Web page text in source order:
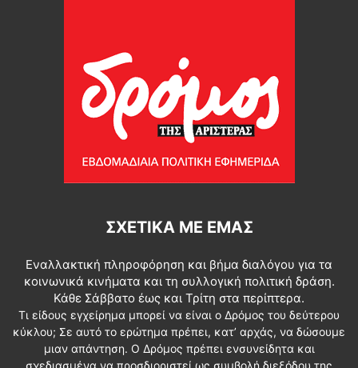
ΣΧΕΤΙΚΆ ΜΕ ΕΜΆΣ
Εναλλακτική πληροφόρηση και βήμα διαλόγου για τα
κοινωνικά κινήματα και τη συλλογική πολιτική δράση.
Κάθε Σάββατο έως και Τρίτη στα περίπτερα.
Τι είδους εγχείρημα μπορεί να είναι ο Δρόμος του δεύτερου
κύκλου; Σε αυτό το ερώτημα πρέπει, κατ’ αρχάς, να δώσουμε
μιαν απάντηση. Ο Δρόμος πρέπει ενσυνείδητα και